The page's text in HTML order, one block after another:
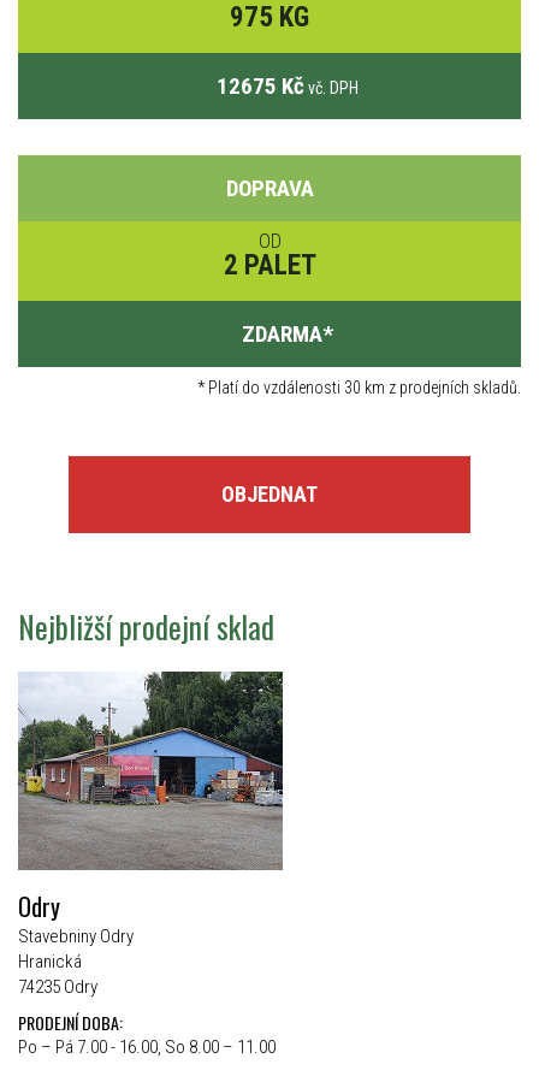
975 KG
12675 Kč vč. DPH
DOPRAVA
OD
2 PALET
ZDARMA*
*Platí do vzdálenosti 30 km z prodejních skladů.
OBJEDNAT
Nejbližší prodejní sklad
Odry
Stavebniny Odry
Hranická
74235 Odry
PRODEJNÍ DOBA:
Po – Pá 7.00 - 16.00, So 8.00 – 11.00